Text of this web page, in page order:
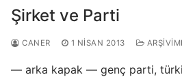
Şirket ve Parti
CANER 1 NISAN 2013
— arka kapak — genç parti,